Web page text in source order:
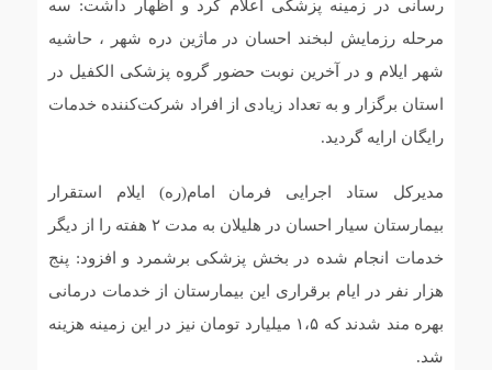
رسانی در زمینه پزشکی اعلام کرد و اظهار داشت: سه
مرحله رزمایش لبخند احسان در ماژین دره شهر ، حاشیه
شهر ایلام و در آخرین نوبت حضور گروه پزشکی الکفیل در
استان برگزار و به تعداد زیادی از افراد شرکت‌کننده خدمات
رایگان ارایه گردید.
مدیرکل ستاد اجرایی فرمان امام(ره) ایلام استقرار
بیمارستان سیار احسان در هلیلان به مدت ۲ هفته را از دیگر
خدمات انجام شده در بخش پزشکی برشمرد و افزود: پنج
هزار نفر در ایام برقراری این بیمارستان از خدمات درمانی
بهره مند شدند که ۱،۵ میلیارد تومان نیز در این زمینه هزینه
شد.